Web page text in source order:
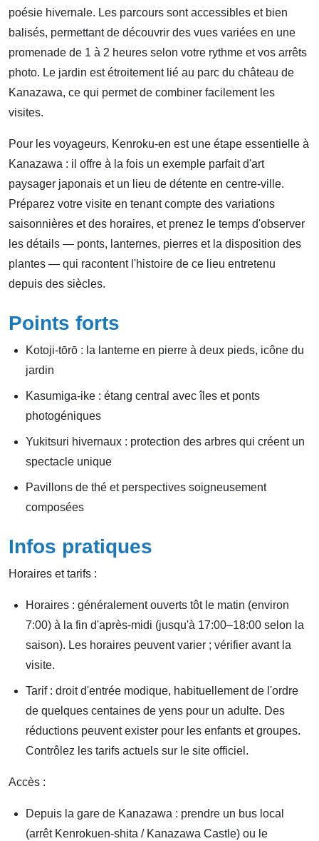
poésie hivernale. Les parcours sont accessibles et bien
balisés, permettant de découvrir des vues variées en une
promenade de 1 à 2 heures selon votre rythme et vos arrêts
photo. Le jardin est étroitement lié au parc du château de
Kanazawa, ce qui permet de combiner facilement les
visites.
Pour les voyageurs, Kenroku-en est une étape essentielle à
Kanazawa : il offre à la fois un exemple parfait d'art
paysager japonais et un lieu de détente en centre-ville.
Préparez votre visite en tenant compte des variations
saisonnières et des horaires, et prenez le temps d'observer
les détails — ponts, lanternes, pierres et la disposition des
plantes — qui racontent l'histoire de ce lieu entretenu
depuis des siècles.
Points forts
Kotoji-tōrō : la lanterne en pierre à deux pieds, icône du
jardin
Kasumiga-ike : étang central avec îles et ponts
photogéniques
Yukitsuri hivernaux : protection des arbres qui créent un
spectacle unique
Pavillons de thé et perspectives soigneusement
composées
Infos pratiques
Horaires et tarifs :
Horaires : généralement ouverts tôt le matin (environ
7:00) à la fin d'après-midi (jusqu'à 17:00–18:00 selon la
saison). Les horaires peuvent varier ; vérifier avant la
visite.
Tarif : droit d'entrée modique, habituellement de l'ordre
de quelques centaines de yens pour un adulte. Des
réductions peuvent exister pour les enfants et groupes.
Contrôlez les tarifs actuels sur le site officiel.
Accès :
Depuis la gare de Kanazawa : prendre un bus local
(arrêt Kenrokuen-shita / Kanazawa Castle) ou le